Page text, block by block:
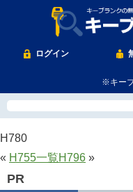
ログイン
※キー
H780
« H755一覧H796 »
PR